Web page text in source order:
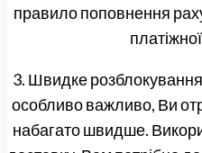
правило поповнення
3. Швидке
особливо важливо, Ви
набагато швидше.